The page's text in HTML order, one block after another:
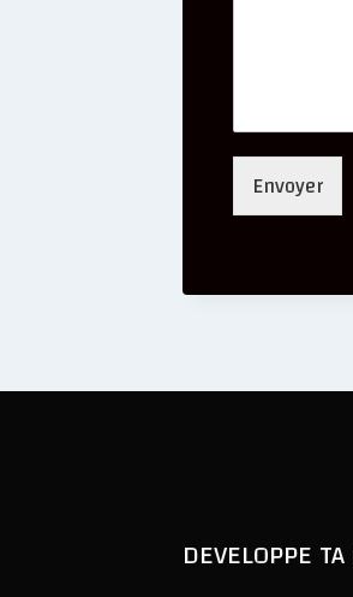
Envoyer
DEVELOPPE